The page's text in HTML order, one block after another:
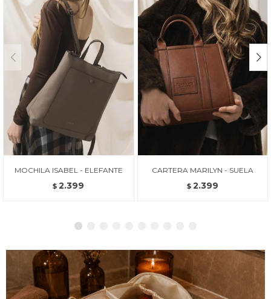
MOCHILA ISABEL - ELEFANTE
$ 2.399
CARTERA MARILYN - SUELA
$ 2.399